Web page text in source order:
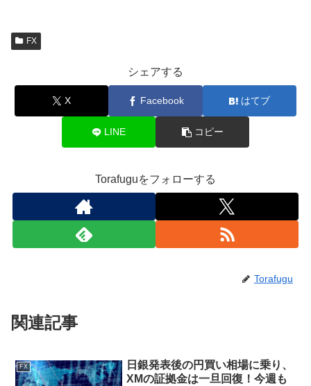
FX
シェアする
X Facebook はてブ
LINE コピー
Torafuguをフォローする
Torafugu
関連記事
FX
日銀発表後の円買い相場に乗り、
XMの証拠金は一旦回復！今週も